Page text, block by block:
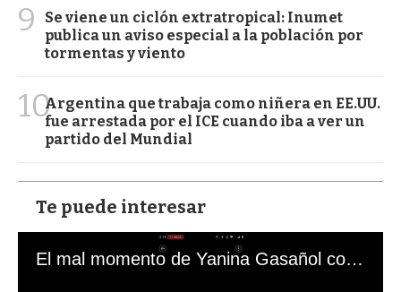
9
Se viene un ciclón extratropical: Inumet
publica un aviso especial a la población por
tormentas y viento
10Argentina que trabaja como niñera en EE.UU.
fue arrestada por el ICE cuando iba a ver un
partido del Mundial
Te puede interesar
El mal momento de Yanina Gasañol con un hincha argentino en "Subrayado"